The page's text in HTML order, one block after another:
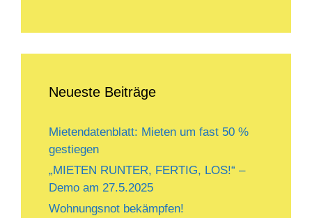
Neueste Beiträge
Mietendatenblatt: Mieten um fast 50 %
gestiegen
„MIETEN RUNTER, FERTIG, LOS!“ –
Demo am 27.5.2025
Wohnungsnot bekämpfen!